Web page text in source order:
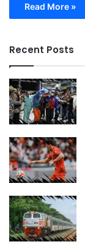
Read More »
Recent Posts